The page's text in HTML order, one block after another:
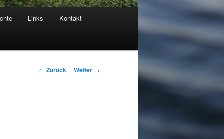
Links Kontakt
Beitragsnavigation
← Zurück Weiter →